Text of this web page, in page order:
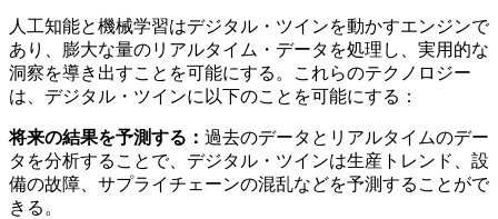
人工知能と機械学習はデジタル・ツインを動かすエンジンで
あり、膨大な量のリアルタイム・データを処理し、実用的な
洞察を導き出すことを可能にする。これらのテクノロジー
は、デジタル・ツインに以下のことを可能にする：
将来の結果を予測する： 過去のデータとリアルタイムのデー
タを分析することで、デジタル・ツインは生産トレンド、設
備の故障、サプライチェーンの混乱などを予測することがで
きる。